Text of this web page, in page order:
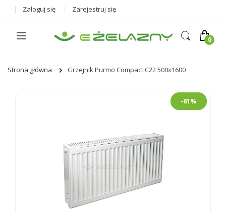
Zaloguj się Zarejestruj się
Strona główna Grzejnik Purmo Compact C22 500x1600
-61%